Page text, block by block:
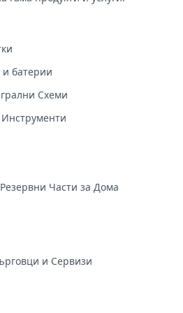
Stand Dock Station for Philips
батерии
Схеми
Части за Дома
и Сервизи